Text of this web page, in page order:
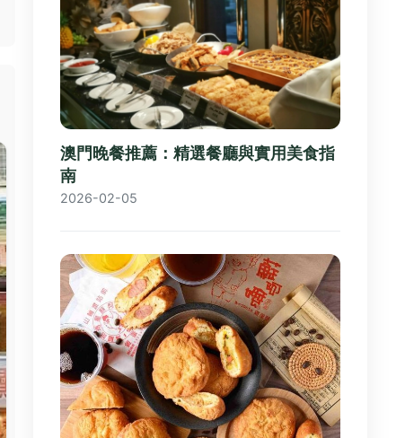
澳門晚餐推薦：精選餐廳與實用美食指
南
2026-02-05